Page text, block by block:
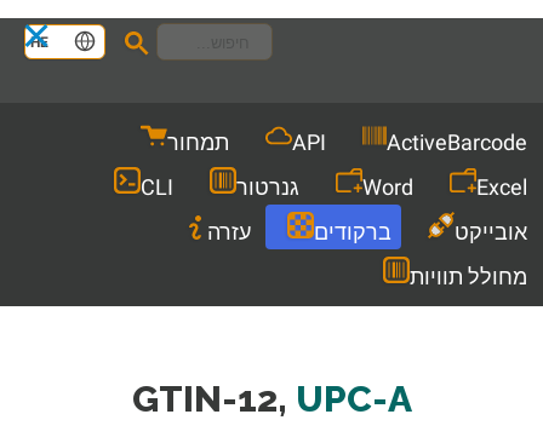
HE
ActiveBarcode
API
תמחור
Excel
Word גנרטור
CLI
אובייקט
ברקודים
עזרה
מחולל תוויות
GTIN-12, UPC-A